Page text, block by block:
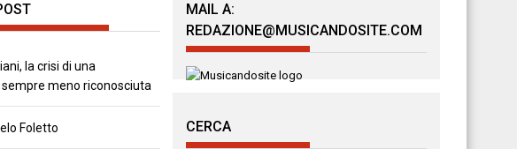
la crisi di una
meno riconosciuta
Foletto
MAIL A:
REDAZIONE@MUSICANDOSITE.COM
CERCA